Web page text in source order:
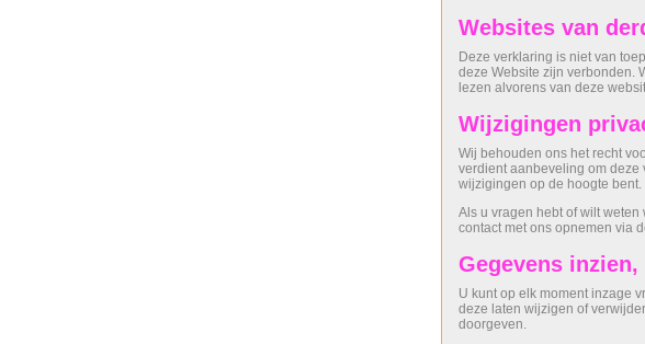
Websites van
Deze verklaring is niet van
deze Website zijn verbonden.
lezen alvorens van deze
Wijzigingen
Wij behouden ons het recht
verdient aanbeveling om deze
wijzigingen op de hoogte bent.
Als u vragen hebt of wilt
contact met ons opnemen via
Gegevens
U kunt op elk moment inzage
deze laten wijzigen of
doorgeven.